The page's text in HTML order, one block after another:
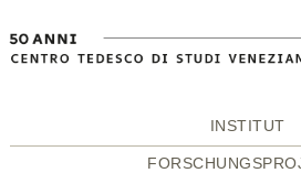
INSTITUT